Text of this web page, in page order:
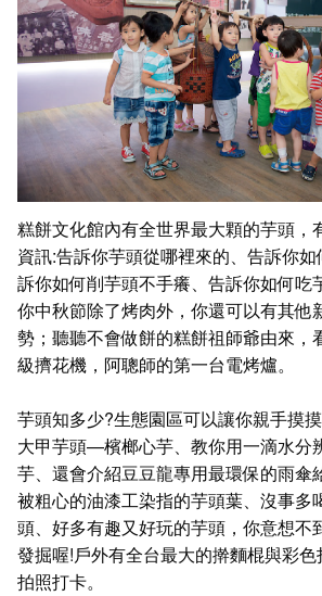
糕餅文化館內有全世界最大顆的芋頭，
資訊:告訴你芋頭從哪裡來的、告訴你
訴你如何削芋頭不手癢、告訴你如何吃
你中秋節除了烤肉外，你還可以有其他
勢；聽聽不會做餅的糕餅祖師爺由來，
級擠花機，阿聰師的第一台電烤爐。
芋頭知多少?生態園區可以讓你親手摸
大甲芋頭—檳榔心芋、教你用一滴水分
芋、還會介紹豆豆龍專用最環保的雨傘
被粗心的油漆工染指的芋頭葉、沒事多
頭、好多有趣又好玩的芋頭，你意想不
發掘喔!戶外有全台最大的擀麵棍與彩
拍照打卡。